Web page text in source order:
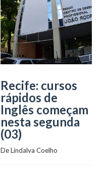
Recife: cursos
rápidos de
Inglês começam
nesta segunda
(03)
De Lindalva Coelho